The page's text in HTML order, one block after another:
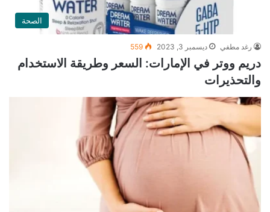
الصحة
رغد مطفي ديسمبر 3, 2023 559
دريم ووتر في الإمارات: السعر وطريقة الاستخدام
والتحذيرات